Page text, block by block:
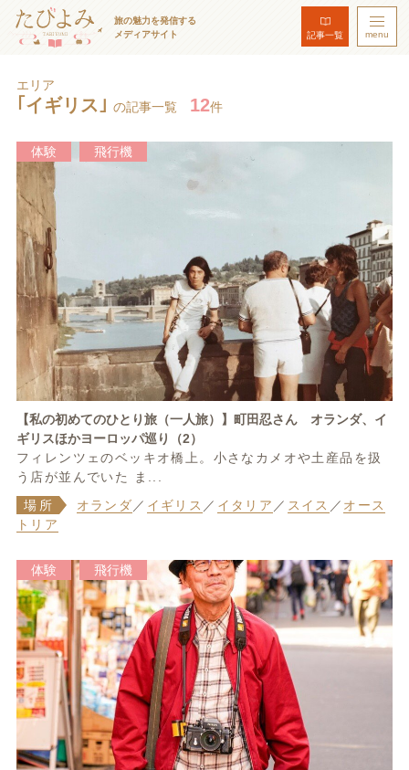
旅の魅力を発信する
メディアサイト
記事一覧 menu
エリア
｢イギリス｣ の記事一覧 12件
体験 飛行機
【私の初めてのひとり旅（一人旅）】町田忍さん オランダ、イ
ギリスほかヨーロッパ巡り（2）
フィレンツェのベッキオ橋上。小さなカメオや土産品を扱
う店が並んでいた ま...
場所
オランダ／ イギリス ／ イタリア ／ スイス ／ オース
トリア
体験 飛行機